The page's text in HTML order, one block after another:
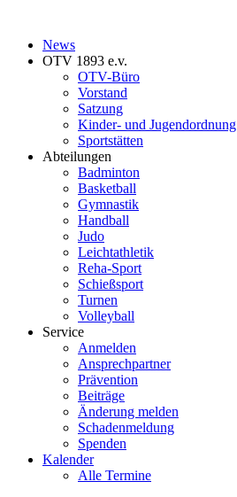
News
OTV 1893 e.v.
OTV-Büro
Vorstand
Satzung
Kinder- und Jugendordnung
Sportstätten
Abteilungen
Badminton
Basketball
Gymnastik
Handball
Judo
Leichtathletik
Reha-Sport
Schießsport
Turnen
Volleyball
Service
Anmelden
Ansprechpartner
Prävention
Beiträge
Änderung melden
Schadenmeldung
Spenden
Kalender
Alle Termine